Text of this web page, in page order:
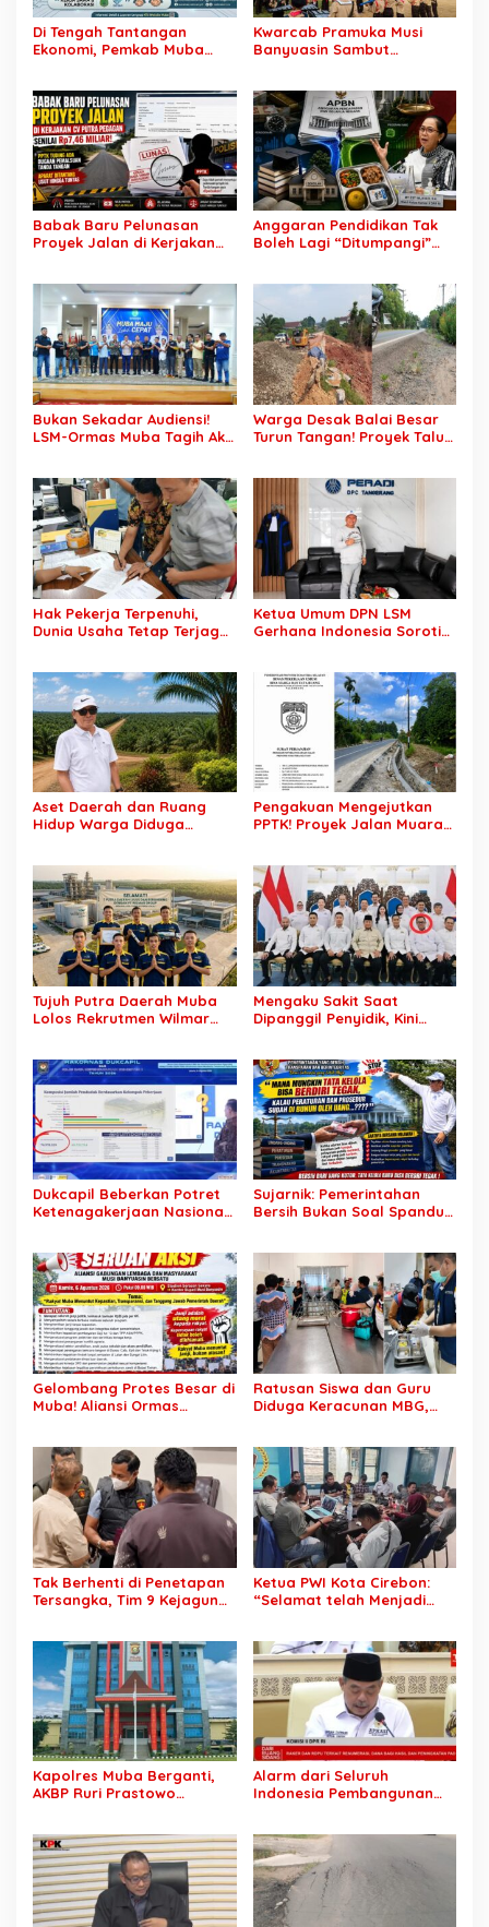
Di Tengah Tantangan
Ekonomi, Pemkab Muba
Kwarcab Pramuka Musi
Banyuasin Sambut
Kini Buka Jalur Khusus
Rekrutmen TNI-Polri, 784
Garuda Siap Sambut
Peluang Emas
Babak Baru Pelunasan
Proyek Jalan di Kerjakan
Ada Dugaan Pemalsuan
Tanda Tangan, Aparat
Ditantang Usut Hingga
Tuntas
Anggaran Pendidikan Tak
Boleh Lagi “Ditumpangi”
Bukan Sekadar Audiensi!
LSM-Ormas Muba Tagih Aksi
Konflik Agraria
Warga Desak Balai Besar
Turun Tangan! Proyek Talut
Pekerjaan
Hak Pekerja Terpenuhi,
Dunia Usaha Tetap Terjaga:
Hubungan Industrial
Ketua Umum DPN LSM
Gerhana Indonesia Soroti
Tigaraksa, Pertanyakan
Legal Standing Lahan
Aset Daerah dan Ruang
Hidup Warga Diduga
Carut-Marut Tata Kelola
Lahan di Muba
Pengakuan Mengejutkan
PPTK! Proyek Jalan Muara
Dibayar Tanpa Libatkan
Pejabat Teknis
Tujuh Putra Daerah Muba
Lolos Rekrutmen Wilmar
di Dunia Kerja
Mengaku Sakit Saat
Dipanggil Penyidik, Kini
Penjelasan
Dukcapil Beberkan Potret
Ketenagakerjaan Nasional:
Wiraswasta Jadi Penopang
Ekonomi
Sujarnik: Pemerintahan
Bersih Bukan Soal Spanduk,
Gelombang Protes Besar di
Muba! Aliansi Ormas
OPD
Ratusan Siswa dan Guru
Diduga Keracunan MBG,
Jawab?
Tak Berhenti di Penetapan
Tersangka, Tim 9 Kejagung
Adriansyah
Ketua PWI Kota Cirebon:
“Selamat telah Menjadi
Kepercayaan Masyarakat”
Kapolres Muba Berganti,
AKBP Ruri Prastowo
Pimpin Polres Muba
Alarm dari Seluruh
Indonesia Pembangunan
Stop Pemotongan
Anggaran 2027